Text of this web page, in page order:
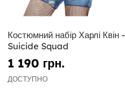
Костюмний набір Харлі Квін -
Suicide Squad
1 190 грн.
ДОСТУПНО